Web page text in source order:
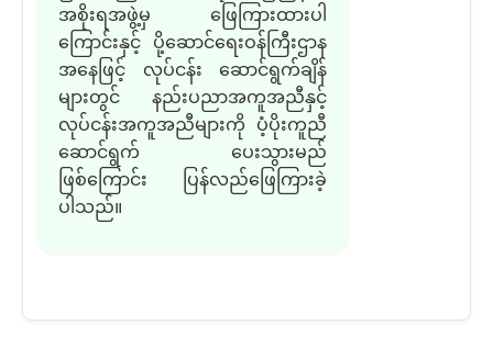
အစိုးရအဖွဲ့မှ ဖြေကြားထားပါ
ကြောင်းနှင့် ပို့ဆောင်ရေးဝန်ကြီးဌာန
အနေဖြင့် လုပ်ငန်း ဆောင်ရွက်ချိန်
များတွင် နည်းပညာအကူအညီနှင့်
လုပ်ငန်းအကူအညီများကို ပံ့ပိုးကူညီ
ဆောင်ရွက် ပေးသွားမည်
ဖြစ်ကြောင်း ပြန်လည်ဖြေကြားခဲ့
ပါသည်။